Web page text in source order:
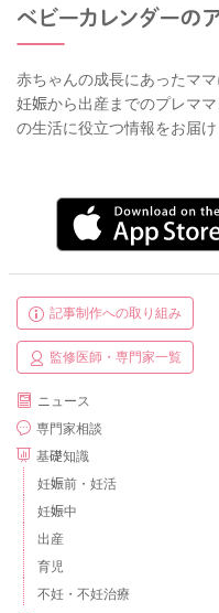
赤ちゃんの成長にあったマ
妊娠から出産までのプレマ
の生活に役立つ情報をお届け
記事制作への取り組み
監修医師・専門家一覧
ニュース
専門家相談
基礎知識
妊娠前・妊活
妊娠中
出産
育児
不妊・不妊治療